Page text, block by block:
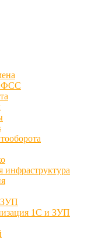
ФСС
инфраструктура
ЗУП
1С и ЗУП